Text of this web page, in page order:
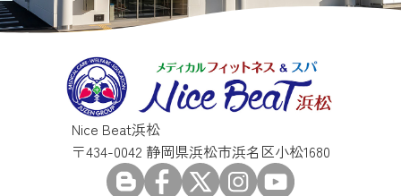
Nice Beat浜松
〒434-0042 静岡県浜松市浜名区小松1680